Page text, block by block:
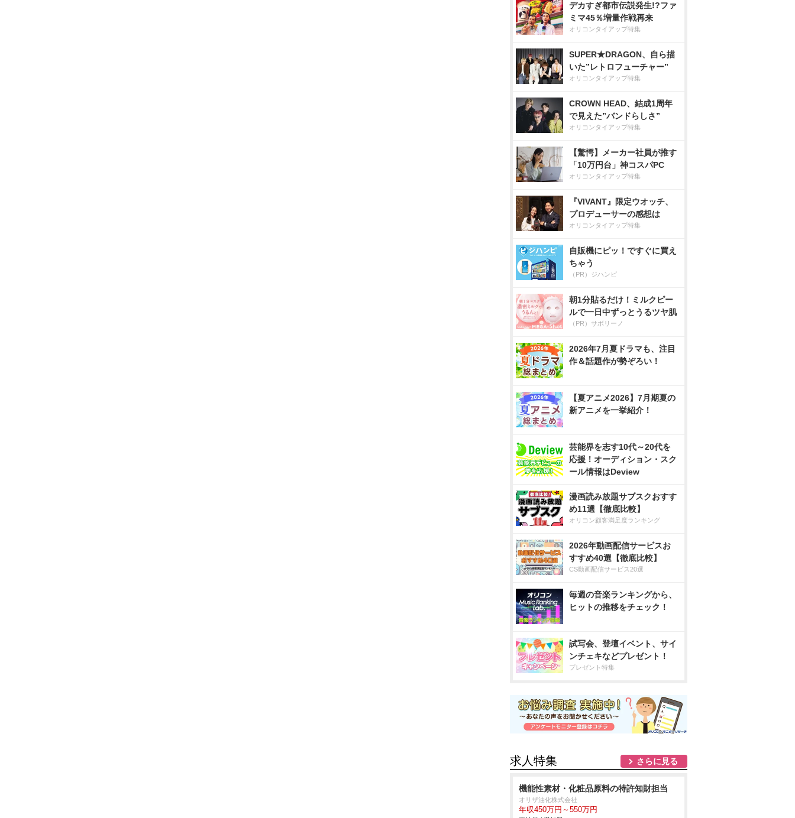
デカすぎ都市伝説発生!?ファ
ミマ45％増量作戦再来
オリコンタイアップ特集
SUPER★DRAGON、自ら描
いた”レトロフューチャー”
オリコンタイアップ特集
CROWN HEAD、結成1周年
で見えた”バンドらしさ”
オリコンタイアップ特集
【驚愕】メーカー社員が推す
「10万円台」神コスパPC
オリコンタイアップ特集
『VIVANT』限定ウオッチ、
プロデューサーの感想は
オリコンタイアップ特集
自販機にピッ！ですぐに買え
ちゃう
（PR）ジハンピ
朝1分貼るだけ！ミルクピー
ルで一日中ずっとうるツヤ肌
（PR）サボリーノ
2026年7月夏ドラマも、注目
作＆話題作が勢ぞろい！
【夏アニメ2026】7月期夏の
新アニメを一挙紹介！
芸能界を志す10代～20代を
応援！オーディション・スク
ール情報はDeview
漫画読み放題サブスクおすす
め11選【徹底比較】
オリコン顧客満足度ランキング
2026年動画配信サービスお
すすめ40選【徹底比較】
CS動画配信サービス20選
毎週の音楽ランキングから、
ヒットの推移をチェック！
試写会、登壇イベント、サイ
ンチェキなどプレゼント！
プレゼント特集
求人特集 さらに見る
機能性素材・化粧品原料の特許知財担当
オリザ油化株式会社
年収450万円～550万円